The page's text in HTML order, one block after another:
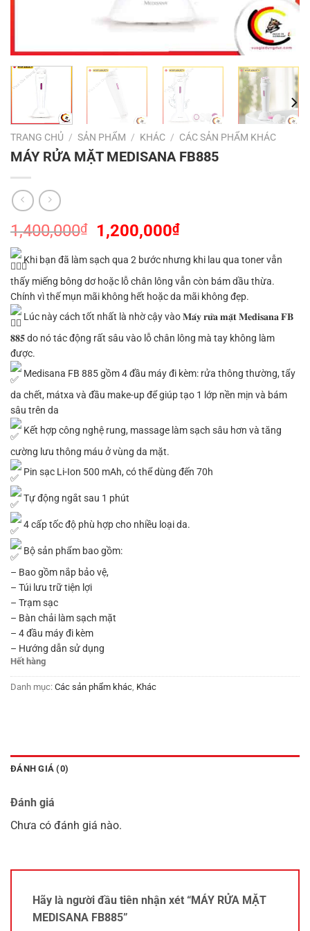
TRANG CHỦ / SẢN PHẨM / KHÁC / CÁC SẢN PHẨM KHÁC
MÁY RỬA MẶT MEDISANA FB885
1,400,000₫
Giá
là:
1,400,000₫.
1,200,000₫Giá
tại
là:
1,200,000₫.
Khi bạn đã làm sạch qua 2 bước nhưng khi lau qua toner vẫn
thấy miếng bông dơ hoặc lỗ chân lông vẫn còn bám dầu thừa.
Chính vì thế mụn mãi không hết hoặc da mãi không đẹp.
Lúc này cách tốt nhất là nhờ cậy vào 𝐌𝐚́𝐲 𝐫𝐮̛̉𝐚 𝐦𝐚̣̆𝐭 𝐌𝐞𝐝𝐢𝐬𝐚𝐧𝐚 𝐅𝐁
𝟖𝟖𝟓 do nó tác động rất sâu vào lỗ chân lông mà tay không làm
được.
Medisana FB 885 gồm 4 đầu máy đi kèm: rửa thông thường, tẩy
da chết, mátxa và đầu make-up để giúp tạo 1 lớp nền mịn và bám
sâu trên da
Kết hợp công nghệ rung, massage làm sạch sâu hơn và tăng
cường lưu thông máu ở vùng da mặt.
Pin sạc Li-Ion 500 mAh, có thể dùng đến 70h
Tự động ngắt sau 1 phút
4 cấp tốc độ phù hợp cho nhiều loại da.
Bộ sản phẩm bao gồm:
– Bao gồm nắp bảo vệ,
– Túi lưu trữ tiện lợi
– Trạm sạc
– Bàn chải làm sạch mặt
– 4 đầu máy đi kèm
– Hướng dẫn sử dụng
Hết hàng
Danh mục: Các sản phẩm khác, Khác
ĐÁNH GIÁ (0)
Đánh giá
Chưa có đánh giá nào.
Hãy là người đầu tiên nhận xét “MÁY RỬA MẶT
MEDISANA FB885”